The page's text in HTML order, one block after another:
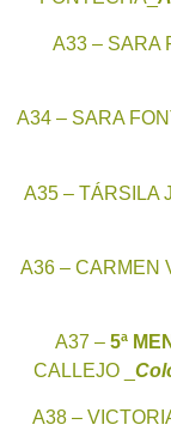
A33 – SARA
A34 – SARA
A35 – TÁRSILA
A36 – CARMEN
A37 –5ª
CALLEJO _
A38 –